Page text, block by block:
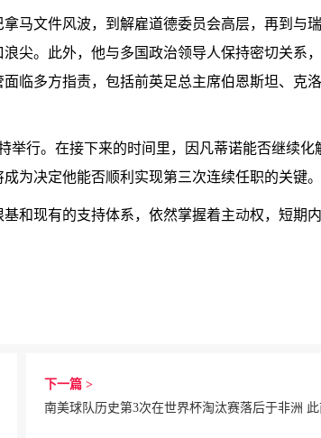
马文件风波，到解雇道德委员会高层，再到与
尖。此外，他与多国政治领导人保持密切关系
临多方指责，包括前英足总主席伯恩斯坦、克
举行。在接下来的时间里，因凡蒂诺能否继续化
为决定他能否顺利实现第三次连续任职的关键。
和现有的支持体系，依然掌握着主动权，短期
下一篇 >
南美球队历史第3次在世界杯淘汰赛落后于非洲 此